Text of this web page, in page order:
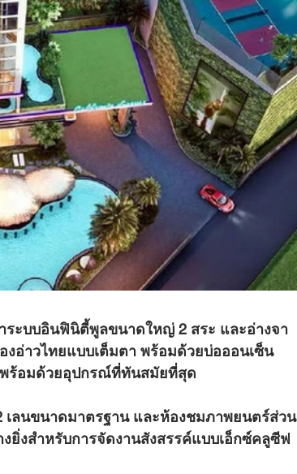
ระบบอินฟินิตี้พูลขนาดใหญ่ 2 สระ และอ่างจา
อ่าวไทยแบบเต็มตา พร้อมด้วยบ่อออนเซ็น
ร้อมด้วยอุปกรณ์ที่ทันสมัยที่สุด
เลนขนาดมาตรฐาน และห้องชมภาพยนตร์ส่วน
งยิ่งสำหรับการจัดงานสังสรรค์แบบเอ็กซ์คลูซีฟ